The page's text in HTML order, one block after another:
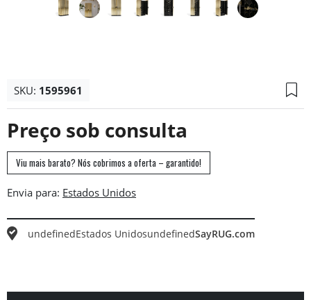
SKU: 1595961
Preço sob consulta
Viu mais barato? Nós cobrimos a oferta – garantido!
Envia para:
undefinedEstados UnidosundefinedSayRUG.com